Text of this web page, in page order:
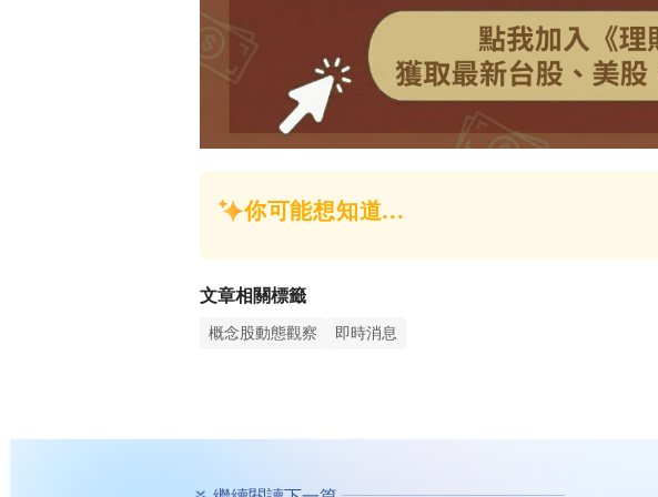
文章相關標籤
概念股動態觀察 即時消息